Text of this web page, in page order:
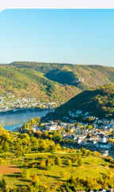
en andere
kunnen van